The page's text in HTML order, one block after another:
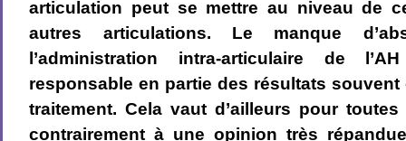
articulation peut se mettre au niveau de
autres articulations. Le manque
l’administration intra-articulaire de
responsable en partie des résultats
traitement. Cela vaut d’ailleurs pour
contrairement à une opinion très